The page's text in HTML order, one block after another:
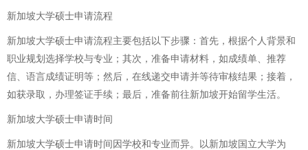
新加坡大学硕士申请流程
新加坡大学硕士申请流程主要包括以下步骤：首先，根据个人背景和
职业规划选择学校与专业；其次，准备申请材料，如成绩单、推荐
信、语言成绩证明等；然后，在线递交申请并等待审核结果；接着，
如获录取，办理签证手续；最后，准备前往新加坡开始留学生活。
新加坡大学硕士申请时间
新加坡大学硕士申请时间因学校和专业而异。以新加坡国立大学为